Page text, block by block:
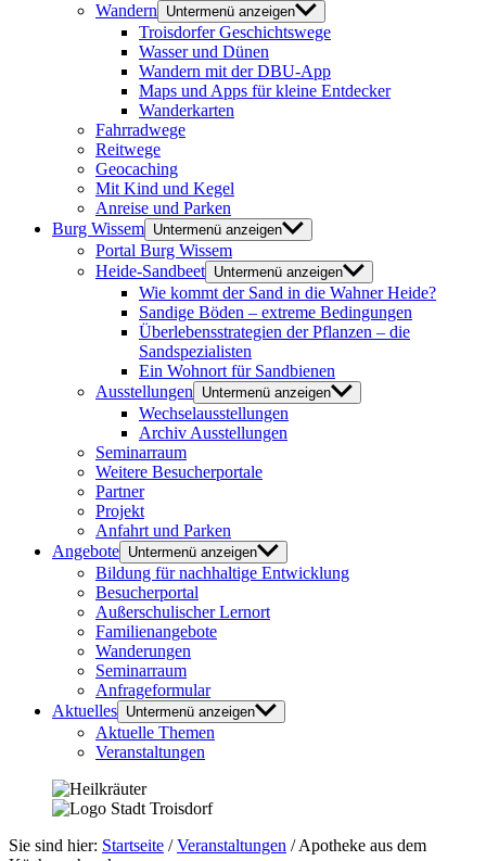
Wandern
Untermenü anzeigen
Troisdorfer Geschichtswege
Wasser und Dünen
Wandern mit der DBU-App
Maps und Apps für kleine Entdecker
Wanderkarten
Fahrradwege
Reitwege
Geocaching
Mit Kind und Kegel
Anreise und Parken
Burg Wissem Untermenü anzeigen
Portal Burg Wissem
Heide-Sandbeet Untermenü anzeigen
Wie kommt der Sand in die Wahner Heide?
Sandige Böden – extreme Bedingungen
Überlebensstrategien der Pflanzen – die
Sandspezialisten
Ein Wohnort für Sandbienen
Ausstellungen
Untermenü anzeigen
Wechselausstellungen
Archiv Ausstellungen
Seminarraum
Weitere Besucherportale
Partner
Projekt
Anfahrt und Parken
Angebote Untermenü anzeigen
Bildung für nachhaltige Entwicklung
Besucherportal
Außerschulischer Lernort
Familienangebote
Wanderungen
Seminarraum
Anfrageformular
Aktuelles Untermenü anzeigen
Aktuelle Themen
Veranstaltungen
Sie sind hier: Startseite /Veranstaltungen /Apotheke aus dem